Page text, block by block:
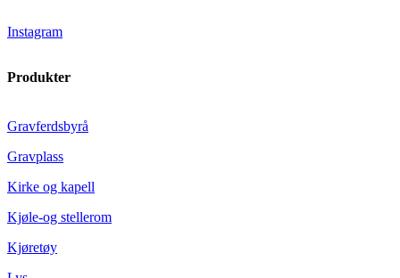
Instagram
Produkter
Gravferdsbyrå
Gravplass
Kirke og kapell
Kjøle-og stellerom
Kjøretøy